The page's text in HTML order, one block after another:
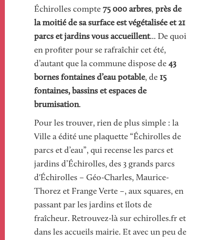
Échirolles compte 75 000 arbres, près de
la moitié de sa surface est végétalisée et 21
parcs et jardins vous accueillent... De quoi
en profiter pour se rafraîchir cet été,
d’autant que la commune dispose de 43
bornes fontaines d’eau potable, de 15
fontaines, bassins et espaces de
brumisation.
Pour les trouver, rien de plus simple : la
Ville a édité une plaquette “Échirolles de
parcs et d’eau”, qui recense les parcs et
jardins d’Échirolles, des 3 grands parcs
d'Échirolles – Géo-Charles, Maurice-
Thorez et Frange Verte –, aux squares, en
passant par les jardins et îlots de
fraîcheur. Retrouvez-là sur echirolles.fr et
dans les accueils mairie. Et avec un peu de